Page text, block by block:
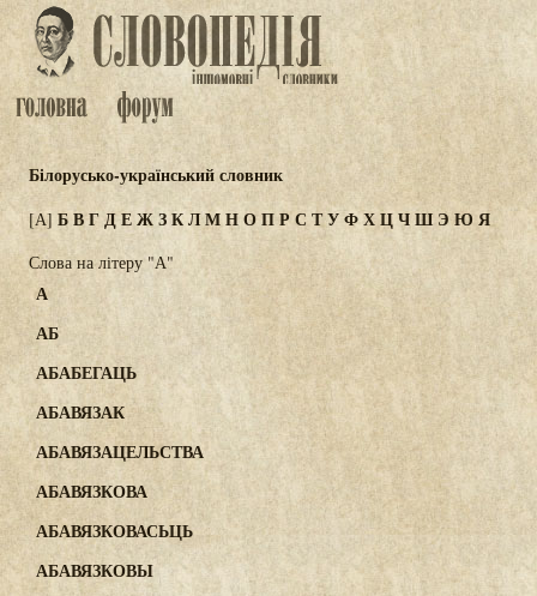
Білорусько-український словник
[А] БВГДЕЖЗКЛМНОПР С ТУФХЦЧШЭ Ю Я
Слова на літеру "А"
А
АБ
АБАБЕГАЦЬ
АБАВЯЗАК
АБАВЯЗАЦЕЛЬСТВА
АБАВЯЗКОВА
АБАВЯЗКОВАСЬЦЬ
АБАВЯЗКОВЫ